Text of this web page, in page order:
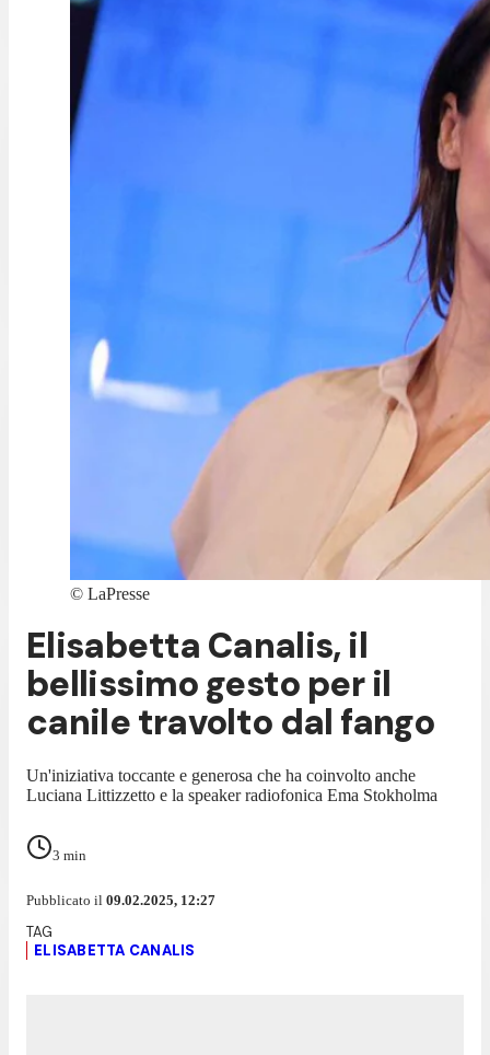
© LaPresse
Elisabetta Canalis, il
bellissimo gesto per il
canile travolto dal fango
Un'iniziativa toccante e generosa che ha coinvolto anche
Luciana Littizzetto e la speaker radiofonica Ema Stokholma
3 min
Pubblicato il 09.02.2025, 12:27
ELISABETTA CANALIS